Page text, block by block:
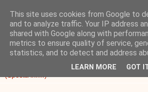
This site uses cookies from Google to
and to analyze traffic. Your IP address
shared with Google along with
metrics to ensure quality of service,
statistics, and to detect and address
LEARN MORE GOT